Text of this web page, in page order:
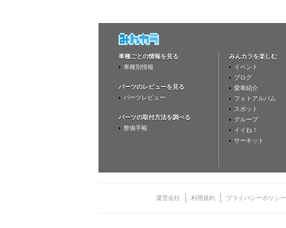
車種ごとの情報を見る
車種別情報
パーツのレビューを見る
パーツレビュー
パーツの取付方法を調べる
整備手帳
みんカラを楽しむ
イベント
ブログ
愛車紹介
フォトアルバム
スポット
グループ
イイね！
サーキット
運営会社 利用規約 プライバシーポリシー